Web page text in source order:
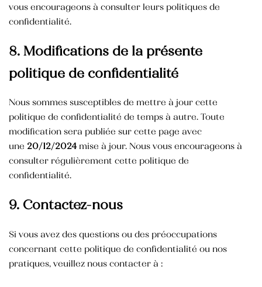
vous encourageons à consulter leurs politiques de
confidentialité.
8. Modifications de la présente
politique de confidentialité
Nous sommes susceptibles de mettre à jour cette
politique de confidentialité de temps à autre. Toute
modification sera publiée sur cette page avec
une 20/12/2024mise à jour. Nous vous encourageons à
consulter régulièrement cette politique de
confidentialité.
9. Contactez-nous
Si vous avez des questions ou des préoccupations
concernant cette politique de confidentialité ou nos
pratiques, veuillez nous contacter à :